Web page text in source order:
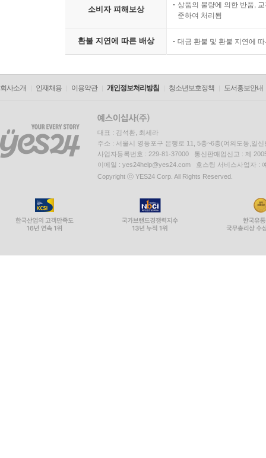
소비자 피해보상
상품의 불량에 의한 반품,
준하여 처리됨
환불 지연에 따른 배상 대금 환불 및 환불 지연에
회사소개 인재채용 이용약관 개인정보처리방침 청소년보호정책 도서홍보안내
대표 : 김석환, 최세라
주소 : 서울시 영등포구 은행로 11, 5층~6층(여의도동,일신
사업자등록번호 : 229-81-37000 통신판매업신고 : 제
이메일 : yes24help@yes24.com 호스팅 서비스사업자 :
Copyright ⓒ YES24 Corp. All Rights Reserved.